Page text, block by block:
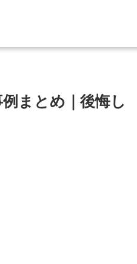
まとめ｜後悔し